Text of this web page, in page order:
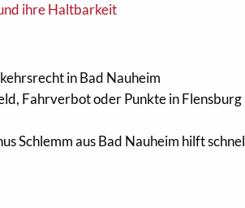
ihre Haltbarkeit
in Bad Nauheim
Fahrverbot oder Punkte in Flensburg
Schlemm aus Bad Nauheim hilft